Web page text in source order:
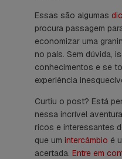
Essas são algumas
procura passagem
economizar uma
no país. Sem dúvida,
conhecimentos e se
experiência
Curtiu o post? Está
nessa incrível
ricos e interessantes
que um intercâmbio é
acertada. Entre em